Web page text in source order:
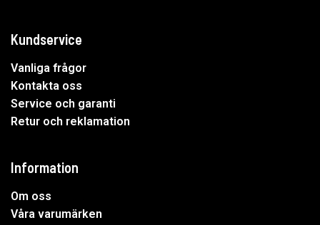
Kundservice
Vanliga frågor
Kontakta oss
Service och garanti
Retur och reklamation
Information
Om oss
Våra varumärken